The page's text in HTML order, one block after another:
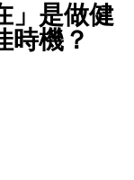
」是做健
時機？